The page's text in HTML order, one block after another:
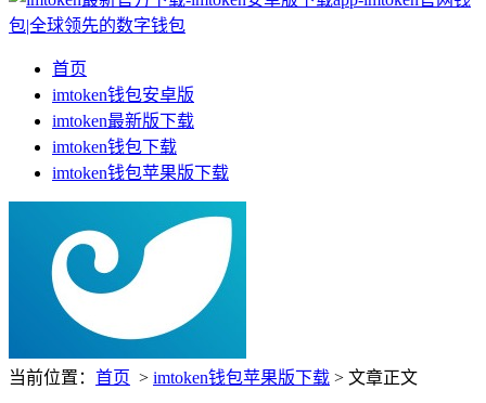
首页
imtoken钱包安卓版
imtoken最新版下载
imtoken钱包下载
imtoken钱包苹果版下载
当前位置： 首页 > imtoken钱包苹果版下载 > 文章正文